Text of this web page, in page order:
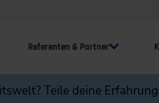
Referenten & Partner
Teile deine